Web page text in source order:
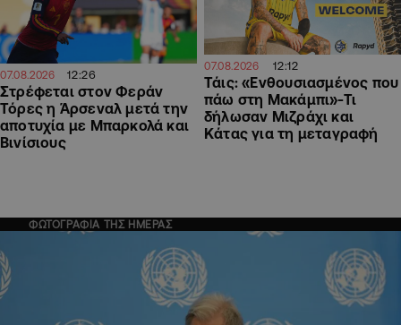
07.08.2026 12:26
Στρέφεται στον Φεράν
Τόρες η Άρσεναλ μετά την
αποτυχία με Μπαρκολά και
Βινίσιους
07.08.2026 12:12
Τάις: «Ενθουσιασμένος που
πάω στη Μακάμπι»-Τι
δήλωσαν Μιζράχι και
Κάτας για τη μεταγραφή
ΦΩΤΟΓΡΑΦΙΑ ΤΗΣ ΗΜΕΡΑΣ